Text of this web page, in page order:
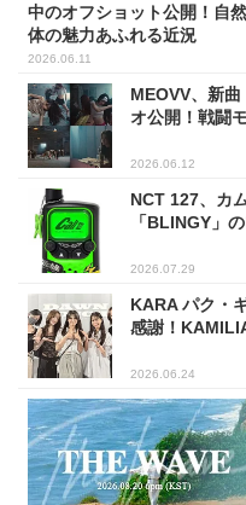
中のオフショット公開！自然
体の魅力あふれる近況
2026.06.11
MEOVV、新
オ公開！戦闘
2026.06.12
NCT 127、カ
「BLINGY」
2026.07.29
KARA パク・
感謝！
2026.06.24